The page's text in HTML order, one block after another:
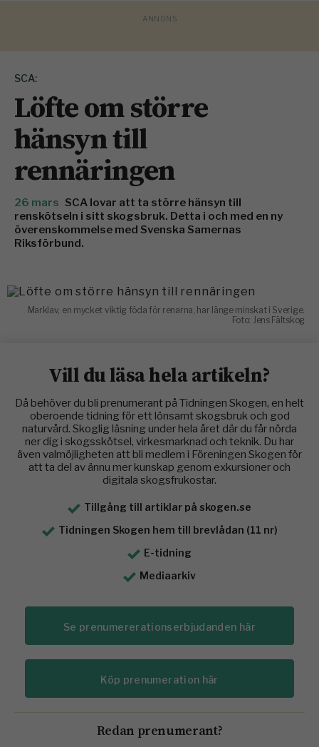
SCA:
Löfte om större
hänsyn till
rennäringen
26 mars SCA lovar att ta större hänsyn till
renskötseln i sitt skogsbruk. Detta i och med en ny
överenskommelse med Svenska Samernas
Riksförbund.
Marklav, en mycket viktig föda för renarna, har länge minskat i Sverige.
Foto: Jens Fältskog
Vill du läsa hela artikeln?
Då behöver du bli prenumerant på Tidningen Skogen, en helt
oberoende tidning för ett lönsamt skogsbruk och god
naturvård. Skoglig läsning under hela året där du får nörda
ner dig i skogsskötsel, virkesmarknad och teknik. Du har
även valmöjligheten att bli medlem i Föreningen Skogen för
att ta del av ännu mer kunskap genom exkursioner och
digitala skogsfrukostar.
Tillgång till artiklar på skogen.se
Tidningen Skogen hem till brevlådan (11 nr)
E-tidning
Mediaarkiv
Se prenumererationserbjudanden här
Köp prenumeration här
Redan prenumerant?